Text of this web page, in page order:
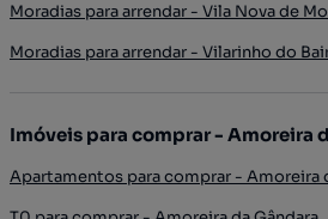
Moradias para arrendar - Vila Nova de
Moradias para arrendar - Vilarinho do
Imóveis para comprar - Amoreira
Apartamentos para comprar - Amoreira